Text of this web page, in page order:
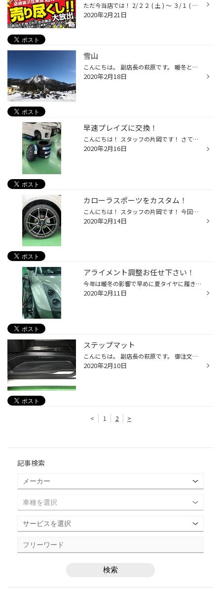
ただ今当店では！ 2/２２ ( 土 ) ～ ３/１ ( 日 ) の期間ッ！！ 《 売り尽くし！クリアランスSALE 》 を 開催しております☆(^^)/ 商品入れ替えにつき、店頭在庫を大放出！ 『 皆さまの春のお出かけを、もっと楽しく！ 快適に！！ 』 タイヤ館高島平は、 皆さまの春をスペシャルプライスで応援いたし...
2020年2月21日
雪山
こんにちは。 副店長の萩原です。 暖冬と言われている今シーズンの冬ではありますが、 自分は何度か雪山へとお出掛けしています。 有る所にはシッカリと積雪していますし、大半の日はスタッドレスタイヤ無しでは辿り着けない道路状況であります。 自分が訪れた際には雪質・天候にも恵まれた日が多く...
2020年2月18日
早速プレイズに交換！
こんにちは！ スタッフの片岡です！ さて発売されたばかりの新商品である プレイズPX-RV Ⅱをお客様のお車に取り付けしました！ 前作のプレイズと比べて… 直進安定性の高さによる疲れづらさはそのままに 雨の日のウェットな路面でのグリップ性能が格段に向上しています！ 特に高速道路などで長時間移...
2020年2月16日
カローラスポーツをカスタム！
こんにちは！ スタッフの片岡です！ 今回はお客様のカローラスポーツに ホイールセットと車高調の取付をいたしました！ ホイールはレイズさんのグラムライツ57ANAで タイヤはレグノGR-XⅡを選んで頂きました！ 通常だとインチアップして１８インチなので少しタイヤも薄くなり 乗り心地がスポイルされ...
2020年2月14日
アライメント調整お任せ下さい！
今年は暖冬の影響で早めに夏タイヤに履き替えられる方が多いです。 しかし、中にはタイヤが偏摩耗していて、まだ使えるのに寿命が早まっているケース もちらほら見受けられます。 そんな場合は、もしかするとお車のアライメントがズレている可能性があります。 アライメントは通常の走行中でも少し...
2020年2月11日
ステップマット
こんにちは。 副店長の萩原です。 御注文いただいておりました商品が入荷しまして早速お取り付け。 Before After ステップ部分にクラッツィオさんのカスタムフロアマット。コレだけで大分イメージ変わりますね。色々なカラーを選択出来ますが、今回は純正マットと違和感のないブラックをチョイス。 ...
2020年2月10日
< 1 2 >
記事検索